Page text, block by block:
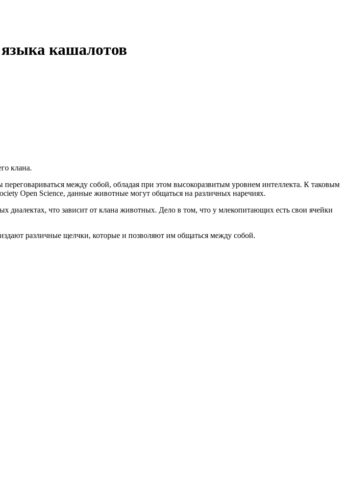
кашалотов
клана.
между собой, обладая при этом высокоразвитым уровнем интеллекта. К таковым
Open Science, данные животные могут общаться на различных наречиях.
диалектах, что зависит от клана животных. Дело в том, что у млекопитающих есть свои ячейки
различные щелчки, которые и позволяют им общаться между собой.